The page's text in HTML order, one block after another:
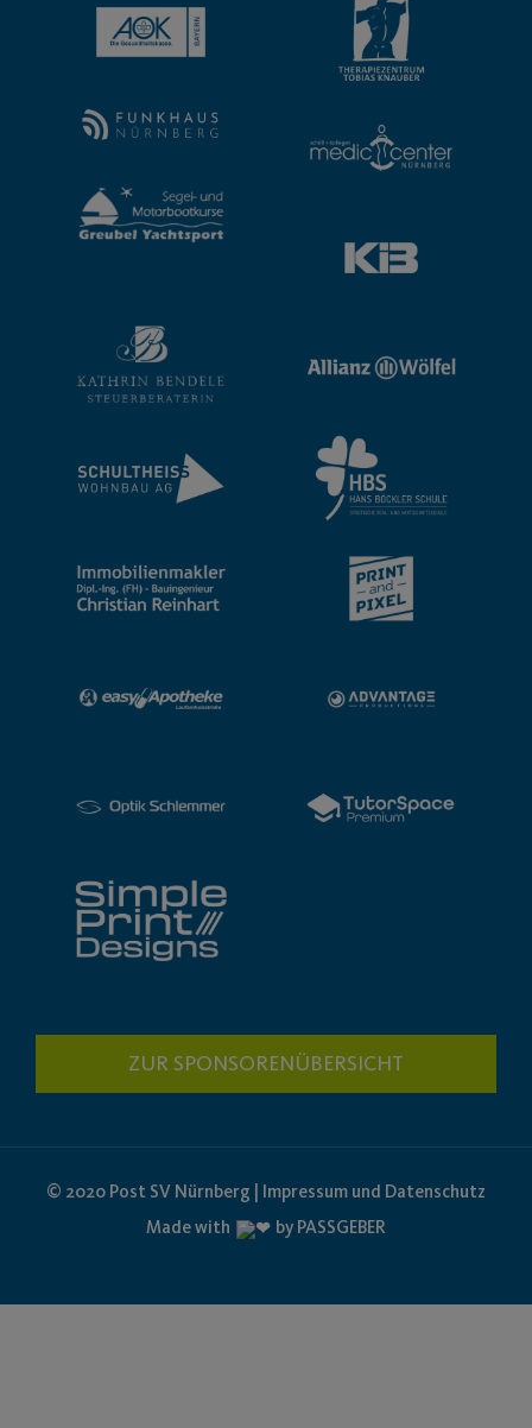
ZUR SPONSORENÜBERSICHT
© 2020 Post SV Nürnberg | Impressum und Datenschutz
Made with
by PASSGEBER